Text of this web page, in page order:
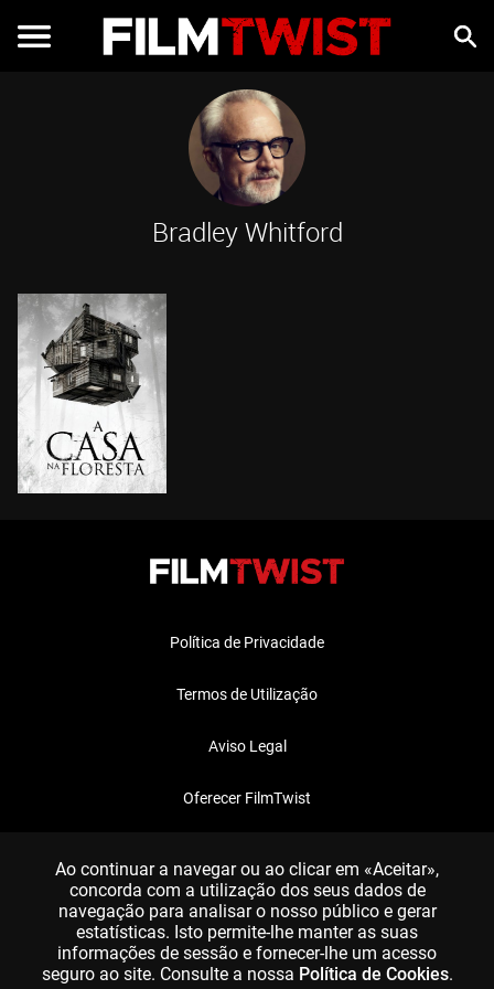
Bradley Whitford
Política de Privacidade
Termos de Utilização
Aviso Legal
Oferecer FilmTwist
Ao continuar a navegar ou ao clicar em «Aceitar»,
concorda com a utilização dos seus dados de
navegação para analisar o nosso público e gerar
estatísticas. Isto permite-lhe manter as suas
informações de sessão e fornecer-lhe um acesso
seguro ao site. Consulte a nossa Política de Cookies.